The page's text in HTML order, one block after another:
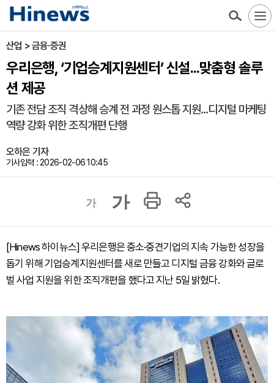
산업 > 금융·증권
우리은행, ‘기업승계지원센터’ 신설...맞춤형 솔루
션 제공
기존 전담 조직 격상해 승계 전 과정 원스톱 지원...디지털 마케팅
역량 강화 위한 조직개편 단행
오하은 기자
기사입력 : 2026-02-06 10:45
가 가
[Hinews 하이뉴스] 우리은행은 중소·중견기업의 지속 가능한 성장을
돕기 위해 기업승계지원센터를 새로 만들고 디지털 금융 강화와 글로
벌 사업 지원을 위한 조직개편을 했다고 지난 5일 밝혔다.